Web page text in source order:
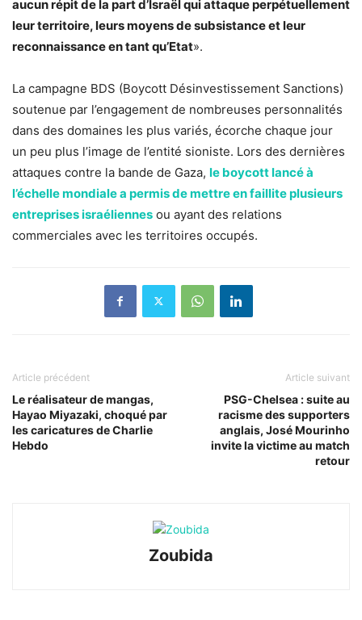
aucun répit de la part d’Israël qui attaque perpétuellement
leur territoire, leurs moyens de subsistance et leur
reconnaissance en tant qu’Etat».
La campagne BDS (Boycott Désinvestissement Sanctions)
soutenue par l’engagement de nombreuses personnalités
dans des domaines les plus variés, écorche chaque jour
un peu plus l’image de l’entité sioniste. Lors des dernières
attaques contre la bande de Gaza, le boycott lancé à
l’échelle mondiale a permis de mettre en faillite plusieurs
entreprises israéliennes ou ayant des relations
commerciales avec les territoires occupés.
Article précédent
Le réalisateur de mangas,
Hayao Miyazaki, choqué par
les caricatures de Charlie
Hebdo
Article suivant
PSG-Chelsea : suite au
racisme des supporters
anglais, José Mourinho
invite la victime au match
retour
Zoubida